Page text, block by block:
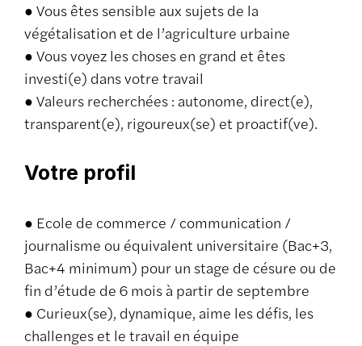
● Vous êtes sensible aux sujets de la
végétalisation et de l’agriculture urbaine
● Vous voyez les choses en grand et êtes
investi(e) dans votre travail
● Valeurs recherchées : autonome, direct(e),
transparent(e), rigoureux(se) et proactif(ve).
Votre profil
● Ecole de commerce / communication /
journalisme ou équivalent universitaire (Bac+3,
Bac+4 minimum) pour un stage de césure ou de
fin d’étude de 6 mois à partir de septembre
● Curieux(se), dynamique, aime les défis, les
challenges et le travail en équipe